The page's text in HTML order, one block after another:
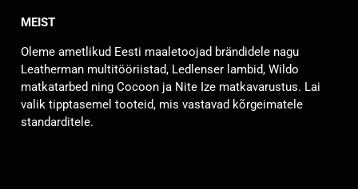
Valikuid
saab
teha
tootelehel.
saab
teha
tootelehel.
MEIST
Oleme ametlikud Eesti maaletoojad brändidele nagu
Leatherman multitööriistad, Ledlenser lambid, Wildo
matkatarbed ning Cocoon ja Nite Ize matkavarustus. Lai
valik tipptasemel tooteid, mis vastavad kõrgeimatele
standarditele.